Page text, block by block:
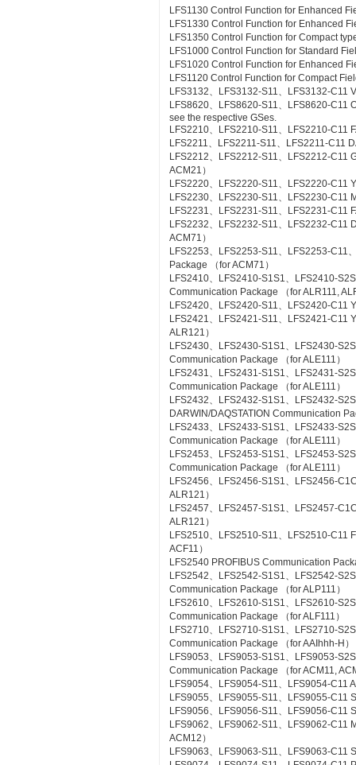
LFS1130 Control Function for Enhanced
LFS1330 Control Function for Enhanced
LFS1350 Control Function for Compact
LFS1000 Control Function for Standard
LFS1020 Control Function for Enhanced
LFS1120 Control Function for Compact
LFS3132、LFS3132-S11、LFS3132-C11
LFS8620、LFS8620-S11、LFS8620-C11
see the respective GSes.
LFS2210、LFS2210-S11、LFS2210-C11
LFS2211、LFS2211-S11、LFS2211-C11
LFS2212、LFS2212-S11、LFS2212-C11
ACM21）
LFS2220、LFS2220-S11、LFS2220-C11
LFS2230、LFS2230-S11、LFS2230-C11
LFS2231、LFS2231-S11、LFS2231-C11
LFS2232、LFS2232-S11、LFS2232-C11
ACM71）
LFS2253、LFS2253-S11、LFS2253-C11
Package （for ACM71）
LFS2410、LFS2410-S1S1、LFS2410-
Communication Package （for ALR111,
LFS2420、LFS2420-S11、LFS2420-C11
LFS2421、LFS2421-S11、LFS2421-C11
ALR121）
LFS2430、LFS2430-S1S1、LFS2430-
Communication Package （for ALE111）
LFS2431、LFS2431-S1S1、LFS2431-
Communication Package （for ALE111）
LFS2432、LFS2432-S1S1、LFS2432-
DARWIN/DAQSTATION Communication
LFS2433、LFS2433-S1S1、LFS2433-
Communication Package （for ALE111）
LFS2453、LFS2453-S1S1、LFS2453-
Communication Package （for ALE111）
LFS2456、LFS2456-S1S1、LFS2456-
ALR121）
LFS2457、LFS2457-S1S1、LFS2457-
ALR121）
LFS2510、LFS2510-S11、LFS2510-C11
ACF11）
LFS2540 PROFIBUS Communication
LFS2542、LFS2542-S1S1、LFS2542-
Communication Package （for ALP111）
LFS2610、LFS2610-S1S1、LFS2610-
Communication Package （for ALF111）
LFS2710、LFS2710-S1S1、LFS2710-
Communication Package （for AAIhhh-H）
LFS9053、LFS9053-S1S1、LFS9053-
Communication Package （for ACM11,
LFS9054、LFS9054-S11、LFS9054-C11
LFS9055、LFS9055-S11、LFS9055-C11
LFS9056、LFS9056-S11、LFS9056-C11
LFS9062、LFS9062-S11、LFS9062-C11
ACM12）
LFS9063、LFS9063-S11、LFS9063-C11